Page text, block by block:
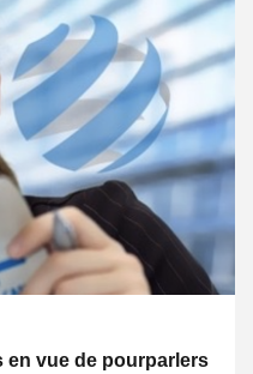
en vue de pourparlers